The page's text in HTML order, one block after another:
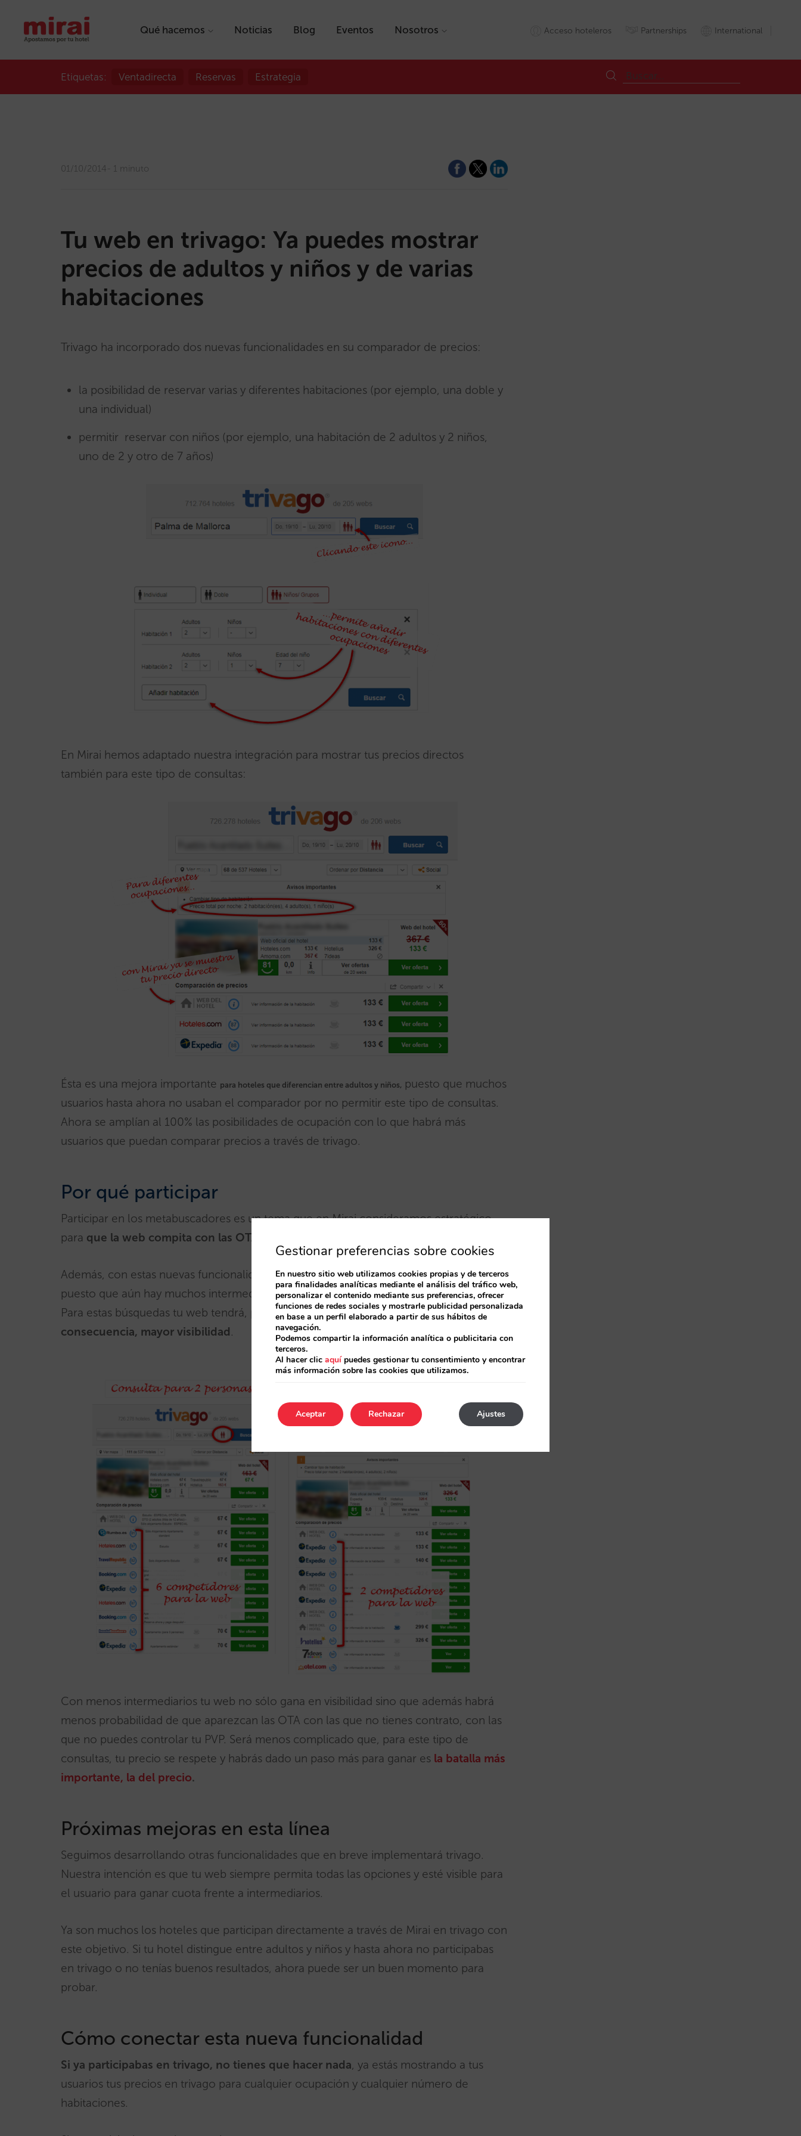
Qué hacemos Noticias Blog Eventos Nosotros Acceso hoteleros Partnerships International
Etiquetas: Ventadirecta Reservas Estrategia
01/10/2014 1 minuto
Tu web en trivago: Ya puedes mostrar
precios de adultos y niños y de varias
habitaciones
Trivago ha incorporado dos nuevas funcionalidades en su comparador de precios:
la posibilidad de reservar varias y diferentes habitaciones (por ejemplo, una doble y
una individual)
permitir reservar con niños (por ejemplo, una habitación de 2 adultos y 2 niños,
uno de 2 y otro de 7 años)
En Mirai hemos adaptado nuestra integración para mostrar tus precios directos
también para este tipo de consultas:
Ésta es una mejora importante para hoteles que diferencian entre adultos y niños, puesto que muchos
usuarios hasta ahora no usaban el comparador por no permitir este tipo de consultas.
Ahora se amplían al 100% las posibilidades de ocupación con lo que habrá más
usuarios que puedan comparar precios a través de trivago.
Por qué participar
Participar en los metabuscadores es un tema que en Mirai consideramos estratégico
para que la web compita con las OTA y gane cuota a intermediarios
Además, con estas nuevas funcionalidades conseguimos una posición de ventaja
puesto que aún hay muchos intermediarios que no han desarrollado estas mejoras.
Para estas búsquedas tu web tendrá, por tanto,menos competencia y, en
consecuencia, mayor visibilidad.
Con menos intermediarios tu web no sólo gana en visibilidad sino que además habrá
menos probabilidad de que aparezcan las OTA con las que no tienes contrato, con las
que no puedes controlar tu PVP. Será menos complicado que, para este tipo de
consultas, tu precio se respete y habrás dado un paso más para ganar es la batalla más
importante, la del precio.
Próximas mejoras en esta línea
Seguimos desarrollando otras funcionalidades que en breve implementará trivago.
Nuestra intención es que tu web siempre permita todas las opciones y esté visible para
el usuario para ganar cuota frente a intermediarios.
Ya son muchos los hoteles que participan directamente a través de Mirai en trivago con
este objetivo. Si tu hotel distingue entre adultos y niños y hasta ahora no participabas
en trivago o no tenías buenos resultados, ahora puede ser un buen momento para
probar.
Cómo conectar esta nueva funcionalidad
Si ya participabas en trivago, no tienes que hacer nada , ya estás mostrando a tus
usuarios tus precios en trivago para cualquier ocupación y cualquier número de
habitaciones.
Gestionar preferencias sobre cookies
En nuestro sitio web utilizamos cookies propias y de terceros
para finalidades analíticas mediante el análisis del tráfico web,
personalizar el contenido mediante sus preferencias, ofrecer
funciones de redes sociales y mostrarle publicidad personalizada
en base a un perfil elaborado a partir de sus hábitos de
navegación.
Podemos compartir la información analítica o publicitaria con
terceros.
Al hacer clic aquípuedes gestionar tu consentimiento y encontrar
más información sobre las cookies que utilizamos.
Aceptar Ajustes
Rechazar